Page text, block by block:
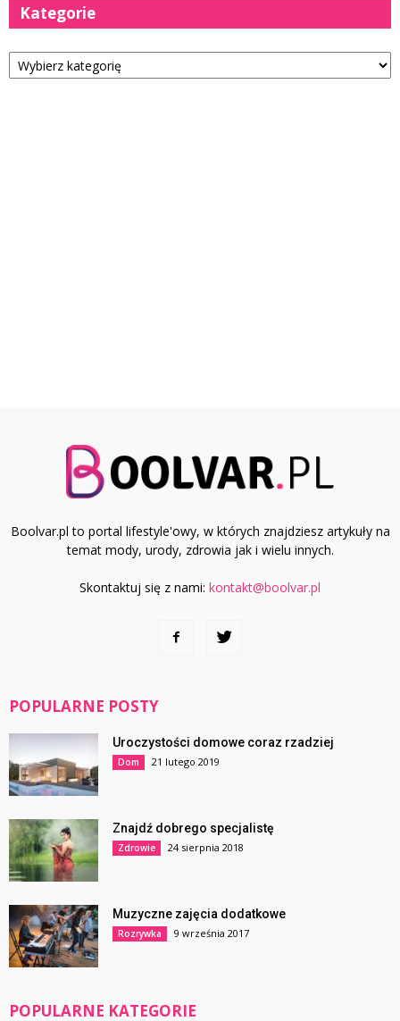
Kategorie
Kategorie
Boolvar.pl to portal lifestyle'owy, w których znajdziesz artykuły na
temat mody, urody, zdrowia jak i wielu innych.
Skontaktuj się z nami: kontakt@boolvar.pl
POPULARNE POSTY
Uroczystości domowe coraz rzadziej
Dom 21 lutego 2019
Znajdź dobrego specjalistę
Zdrowie 24 sierpnia 2018
Muzyczne zajęcia dodatkowe
Rozrywka 9 września 2017
POPULARNE KATEGORIE